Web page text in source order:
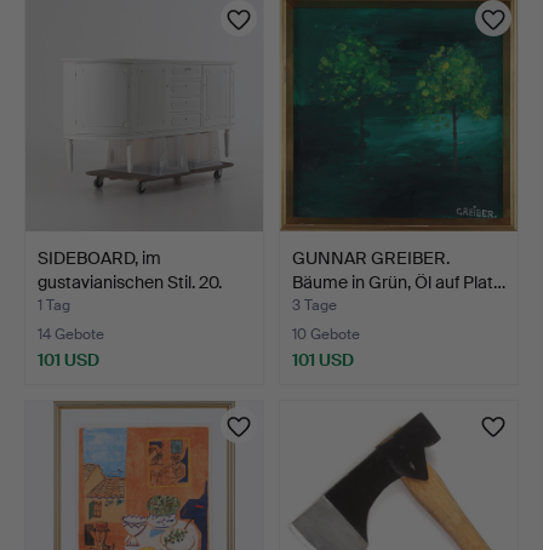
SIDEBOARD, im
gustavianischen Stil. 20.
Ja…
1 Tag
14 Gebote
101 USD
GUNNAR GREIBER.
Bäume in Grün, Öl auf Plat…
3 Tage
10 Gebote
101 USD